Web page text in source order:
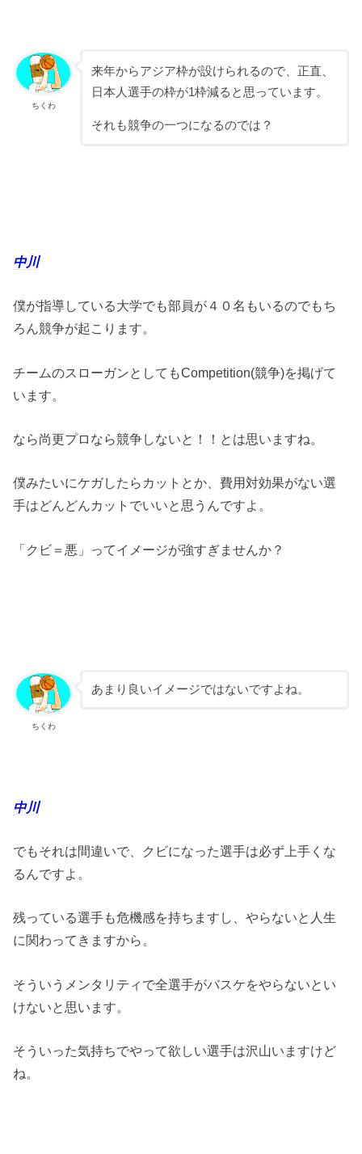
ちくわ
来年からアジア枠が設けられるので、正直、
日本人選手の枠が1枠減ると思っています。
それも競争の一つになるのでは？
中川
僕が指導している大学でも部員が４０名もいるのでもち
ろん競争が起こります。
チームのスローガンとしてもCompetition(競争)を掲げて
います。
なら尚更プロなら競争しないと！！とは思いますね。
僕みたいにケガしたらカットとか、費用対効果がない選
手はどんどんカットでいいと思うんですよ。
「クビ＝悪」ってイメージが強すぎませんか？
ちくわ
あまり良いイメージではないですよね。
中川
でもそれは間違いで、クビになった選手は必ず上手くな
るんですよ。
残っている選手も危機感を持ちますし、やらないと人生
に関わってきますから。
そういうメンタリティで全選手がバスケをやらないとい
けないと思います。
そういった気持ちでやって欲しい選手は沢山いますけど
ね。